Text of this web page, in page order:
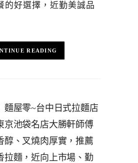
的好選擇，近勤美誠品
READING
麵屋零~台中日式拉麵店
京池袋名店大勝軒師傅
醇、叉燒肉厚實，推薦
拉麵，近向上市場、勤